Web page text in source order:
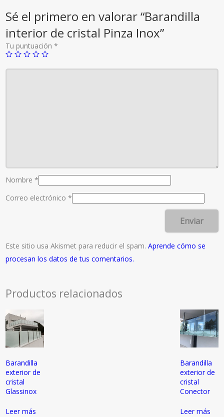
Sé el primero en valorar “Barandilla
interior de cristal Pinza Inox”
Tu puntuación*
Nombre*
Correo electrónico*
Este sitio usa Akismet para reducir el spam.Aprende cómo se
procesan los datos de tus comentarios.
Productos relacionados
Barandilla
exterior de
cristal
Glassinox
Leer más
Barandilla
exterior de
cristal
Conector
Leer más